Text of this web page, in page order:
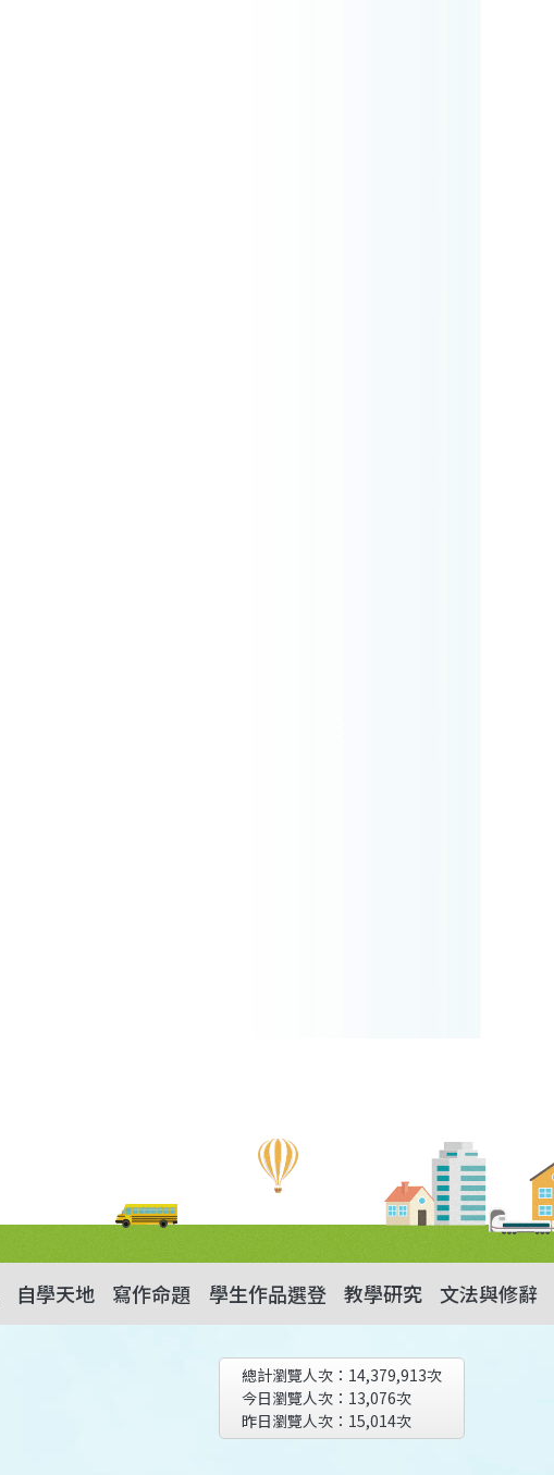
自學天地 寫作命題 學生作品選登 教學研究 文法與修辭
總計瀏覽人次： 14,379,913次
今日瀏覽人次： 13,076次
昨日瀏覽人次： 15,014次